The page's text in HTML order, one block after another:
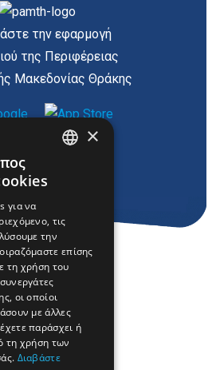
την εφαρμογή
της Περιφέρειας
Μακεδονίας Θράκης
FRENCH
BULGARIAN
ROMANIAN
TURKISH
×
για να
τις
την
επίσης
τη χρήση του
οι οποίοι
με άλλες
παράσχει ή
τη χρήση των
Διαβάστε